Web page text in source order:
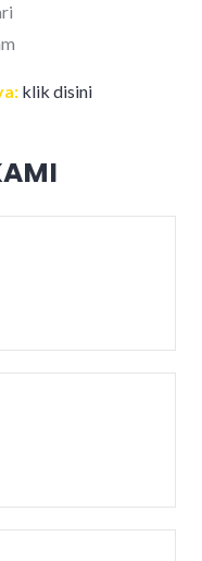
klik disini